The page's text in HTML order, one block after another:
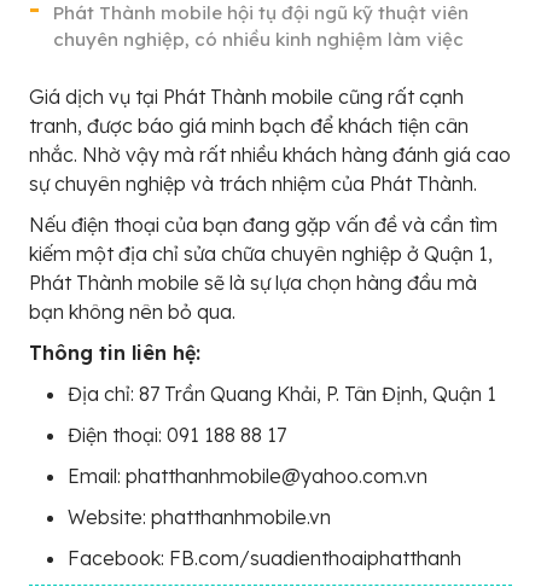
Phát Thành mobile hội tụ đội ngũ kỹ thuật viên
chuyên nghiệp, có nhiều kinh nghiệm làm việc
Giá dịch vụ tại Phát Thành mobile cũng rất cạnh
tranh, được báo giá minh bạch để khách tiện cân
nhắc. Nhờ vậy mà rất nhiều khách hàng đánh giá cao
sự chuyên nghiệp và trách nhiệm của Phát Thành.
Nếu điện thoại của bạn đang gặp vấn đề và cần tìm
kiếm một địa chỉ sửa chữa chuyên nghiệp ở Quận 1,
Phát Thành mobile sẽ là sự lựa chọn hàng đầu mà
bạn không nên bỏ qua.
Thông tin liên hệ:
Địa chỉ: 87 Trần Quang Khải, P. Tân Định, Quận 1
Điện thoại: 091 188 88 17
Email: phatthanhmobile@yahoo.com.vn
Website: phatthanhmobile.vn
Facebook: FB.com/suadienthoaiphatthanh